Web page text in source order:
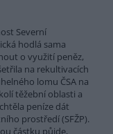
Severní
hodlá sama
o využití peněz,
na rekultivacích
lomu ČSA na
těžební oblasti a
peníze dát
prostředí (SFŽP).
částku půjde,